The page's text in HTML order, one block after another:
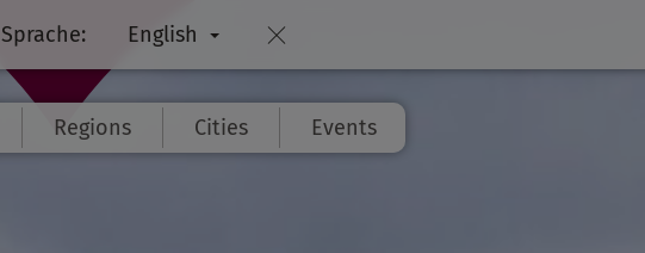
Sprache: English
Regions Cities Events